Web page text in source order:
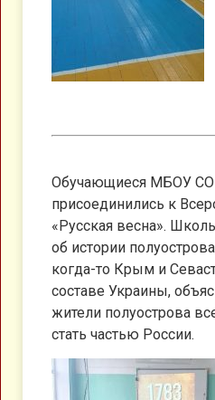
Обучающиеся МБОУ
присоединились к
«Русская весна».
об истории
когда-то Крым и
составе Украины,
жители полуострова
стать частью России.